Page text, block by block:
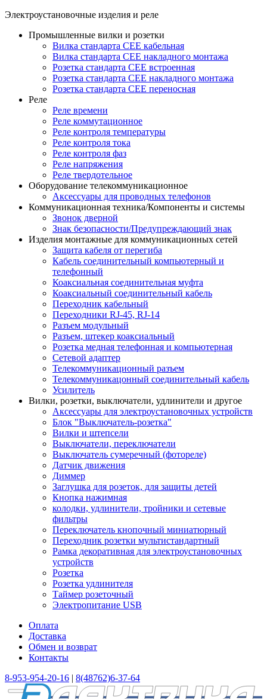
Электроустановочные изделия и реле
Промышленные вилки и розетки
Вилка стандарта CEE кабельная
Вилка стандарта CEE накладного монтажа
Розетка стандарта CEE встроенная
Розетка стандарта СЕЕ накладного монтажа
Розетка стандарта СЕЕ переносная
Реле
Реле времени
Реле коммутационное
Реле контроля температуры
Реле контроля тока
Реле контроля фаз
Реле напряжения
Реле твердотельное
Оборудование телекоммуникационное
Аксессуары для проводных телефонов
Коммуникационная техника/Компоненты и системы
Звонок дверной
Знак безопасности/Предупреждающий знак
Изделия монтажные для коммуникационных сетей
Защита кабеля от перегиба
Кабель соединительный компьютерный и
телефонный
Коаксиальная соединительная муфта
Коаксиальный соединительный кабель
Переходник кабельный
Переходники RJ-45, RJ-14
Разъем модульный
Разъем, штекер коаксиальный
Розетка медная телефонная и компьютерная
Сетевой адаптер
Телекоммуникационный разъем
Телекоммуникацонный соединительный кабель
Усилитель
Вилки, розетки, выключатели, удлинители и другое
Аксессуары для электроустановочных устройств
Блок "Выключатель-розетка"
Вилки и штепсели
Выключатели, переключатели
Выключатель сумеречный (фотореле)
Датчик движения
Диммер
Заглушка для розеток, для защиты детей
Кнопка нажимная
колодки, удлинители, тройники и сетевые
фильтры
Переключатель кнопочный миниатюрный
Переходник розетки мультистандартный
Рамка декоративная для электроустановочных
устройств
Розетка
Розетка удлинителя
Таймер розеточный
Электропитание USB
Оплата
Доставка
Обмен и возврат
Контакты
8-953-954-20-16 | 8(48762)6-37-64